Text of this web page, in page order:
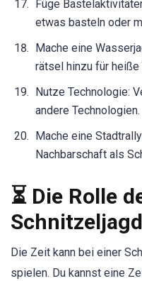
Füge
etwas basteln oder
Mache eine
rätsel hinzu für heiße
Nutze Technologie:
andere Technologien.
Mache eine
Nachbarschaft als
⏳ Die Rolle
Schnitzeljagd
Die Zeit kann bei einer
spielen. Du kannst eine